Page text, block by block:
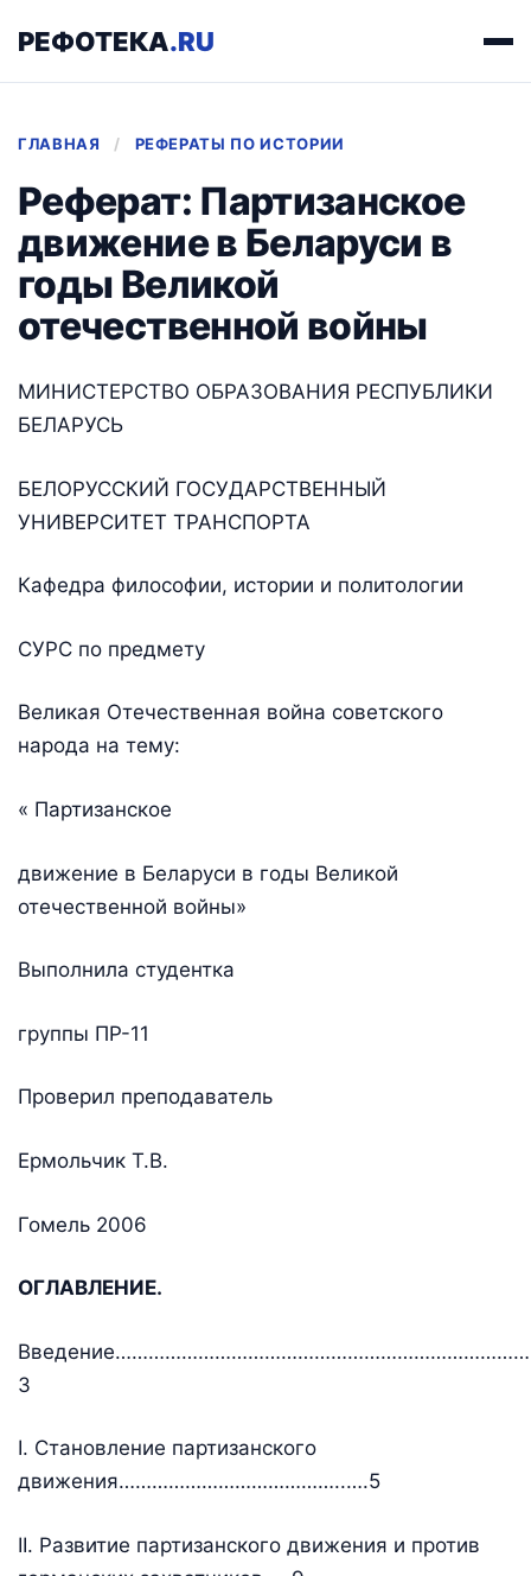
РЕФОТЕКА.RU
ГЛАВНАЯ / РЕФЕРАТЫ ПО ИСТОРИИ
Реферат: Партизанское
движение в Беларуси в
годы Великой
отечественной войны
МИНИСТЕРСТВО ОБРАЗОВАНИЯ РЕСПУБЛИКИ
БЕЛАРУСЬ
БЕЛОРУССКИЙ ГОСУДАРСТВЕННЫЙ
УНИВЕРСИТЕТ ТРАНСПОРТА
Кафедра философии, истории и политологии
СУРС по предмету
Великая Отечественная война советского
народа на тему:
« Партизанское
движение в Беларуси в годы Великой
отечественной войны»
Выполнила студентка
группы ПР-11
Проверил преподаватель
Ермольчик Т.В.
Гомель 2006
ОГЛАВЛЕНИЕ.
3
I. Становление партизанского
движения…………………………………..….5
II. Развитие партизанского движения и против